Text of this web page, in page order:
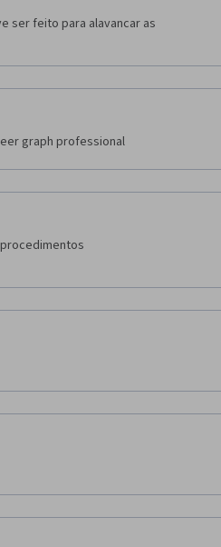
ser feito para alavancar as
graph professional